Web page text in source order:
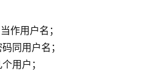
作用户名；
同用户名；
用户；